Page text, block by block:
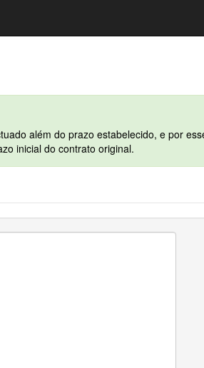
além do prazo estabelecido, e por
inicial do contrato original.